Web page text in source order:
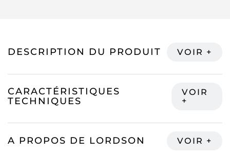
DESCRIPTION DU PRODUIT
CARACTÉRISTIQUES
TECHNIQUES
A PROPOS DE LORDSON